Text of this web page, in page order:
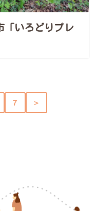
いろどりプレ
7 ＞